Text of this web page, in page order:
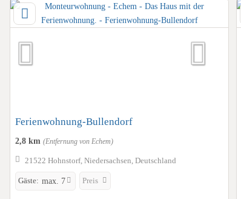
Ferienwohnung-Bullendorf
2,8 km (Entfernung von Echem)
21522 Hohnstorf, Niedersachsen, Deutschland
Gäste: max. 7 Preis